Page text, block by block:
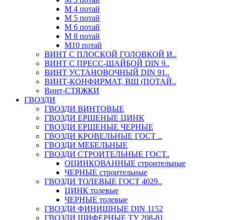
М 4 потай
М 5 потай
М 6 потай
М 8 потай
М10 потай
ВИНТ С ПЛОСКОЙ ГОЛОВКОЙ И..
ВИНТ С ПРЕСС-ШАЙБОЙ DIN 9..
ВИНТ УСТАНОВОЧНЫЙ DIN 91..
ВИНТ-КОНФИРМАТ, ВШ (ПОТАЙ..
Винт-СТЯЖКИ
ГВОЗДИ
ГВОЗДИ ВИНТОВЫЕ
ГВОЗДИ ЕРШЕНЫЕ ЦИНК
ГВОЗДИ ЕРШЕНЫЕ ЧЕРНЫЕ
ГВОЗДИ КРОВЕЛЬНЫЕ ГОСТ ..
ГВОЗДИ МЕБЕЛЬНЫЕ
ГВОЗДИ СТРОИТЕЛЬНЫЕ ГОСТ..
ОЦИНКОВАННЫЕ строительные
ЧЕРНЫЕ строительные
ГВОЗДИ ТОЛЕВЫЕ ГОСТ 4029..
ЦИНК толевые
ЧЕРНЫЕ толевые
ГВОЗДИ ФИНИШНЫЕ DIN 1152
ГВОЗДИ ШИФЕРНЫЕ ТУ 208-81